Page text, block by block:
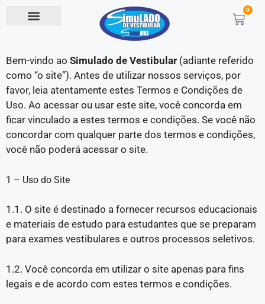
0
Bem-vindo ao Simulado de Vestibular (adiante referido
como “o site”). Antes de utilizar nossos serviços, por
favor, leia atentamente estes Termos e Condições de
Uso. Ao acessar ou usar este site, você concorda em
ficar vinculado a estes termos e condições. Se você não
concordar com qualquer parte dos termos e condições,
você não poderá acessar o site.
1 – Uso do Site
1.1. O site é destinado a fornecer recursos educacionais
e materiais de estudo para estudantes que se preparam
para exames vestibulares e outros processos seletivos.
1.2. Você concorda em utilizar o site apenas para fins
legais e de acordo com estes termos e condições.